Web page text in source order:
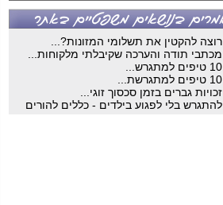
השלמת הליך גירושין...
חלוקת רכוש ...
חיים כפולים...
מתי למאהבת יש מעמד של ידועה
בציבור...
משמורת משותפת...
הסכם ממון שלא אושר...
חלוקת רכוש...
רוצה להקטין את תשלומי המזונות?...
מכתבי תודה והערכה שקיבלתי מלקוחות...
10 טיפים למתגרש...
10 טיפים למתגרשת...
זכויות גברים בזמן סכסוך זוגי...
להתגרש בלי לפגוע בילדים - כללים להורים